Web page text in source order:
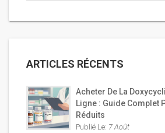
ARTICLES RÉCENTS
Acheter De La
Ligne : Guide Complet
Réduits
Publié Le: 7 Août